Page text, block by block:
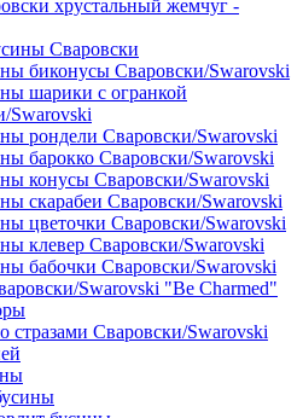
хрустальный жемчуг -
Сваровски
биконусы Сваровски/Swarovski
шарики с огранкой
Swarovski
рондели Сваровски/Swarovski
барокко Сваровски/Swarovski
конусы Сваровски/Swarovski
скарабеи Сваровски/Swarovski
цветочки Сваровски/Swarovski
клевер Сваровски/Swarovski
бабочки Сваровски/Swarovski
Swarovski "Be Charmed"
стразами Сваровски/Swarovski